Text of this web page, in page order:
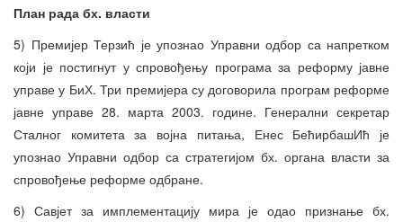
План рада бх. власти
5) Премијер Терзић је упознао Управни одбор са напретком
који је постигнут у спровођењу програма за реформу јавне
управе у БиХ. Три премијера су договорила програм реформе
јавне управе 28. марта 2003. године. Генерални секретар
Сталног комитета за војна питања, Енес БећирбашИћ је
упознао Управни одбор са стратегијом бх. органа власти за
спровођење реформе одбране.
6) Савјет за имплементацију мира је одао признање бх.